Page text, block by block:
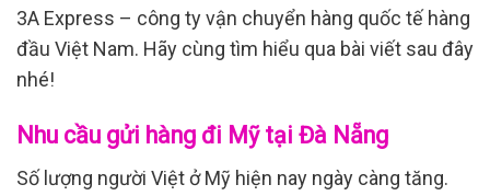
3A Express – công ty vận chuyển hàng quốc tế hàng
đầu Việt Nam. Hãy cùng tìm hiểu qua bài viết sau đây
nhé!
Nhu cầu gửi hàng đi Mỹ tại Đà Nẵng
Số lượng người Việt ở Mỹ hiện nay ngày càng tăng.